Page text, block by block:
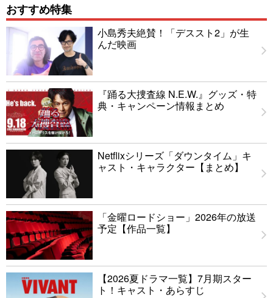
おすすめ特集
小島秀夫絶賛！「デススト2」が生
んだ映画
『踊る大捜査線 N.E.W.』グッズ・特
典・キャンペーン情報まとめ
Netflixシリーズ「ダウンタイム」キ
ャスト・キャラクター【まとめ】
「金曜ロードショー」2026年の放送
予定【作品一覧】
【2026夏ドラマ一覧】7月期スター
ト！キャスト・あらすじ